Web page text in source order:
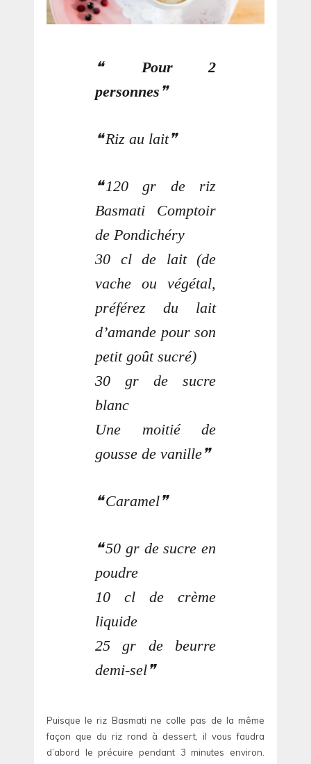
Pour 2
personnes
Riz au lait
120 gr de riz
Basmati Comptoir
de Pondichéry
30 cl de lait (de
vache ou végétal,
préférez du lait
d’amande pour son
petit goût sucré)
30 gr de sucre
blanc
Une moitié de
gousse de vanille
Caramel
50 gr de sucre en
poudre
10 cl de crème
liquide
25 gr de beurre
demi-sel
Puisque le riz Basmati ne colle pas de la même
façon que du riz rond à dessert, il vous faudra
d’abord le précuire pendant 3 minutes environ.